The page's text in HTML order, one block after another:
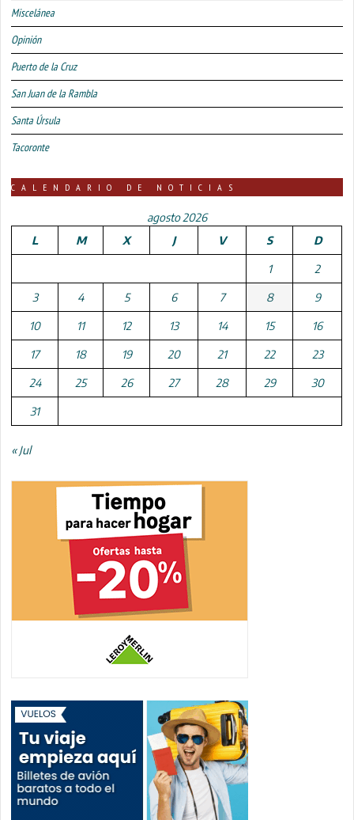
Miscelánea
Opinión
Puerto de la Cruz
San Juan de la Rambla
Santa Úrsula
Tacoronte
CALENDARIO DE NOTICIAS
agosto 2026
L
M X J V S D
1 2
3 4 5 6 7 8 9
10 11 12 13 14 15 16
17 18 19 20 21 22 23
24 25 26 27 28 29 30
31
« Jul